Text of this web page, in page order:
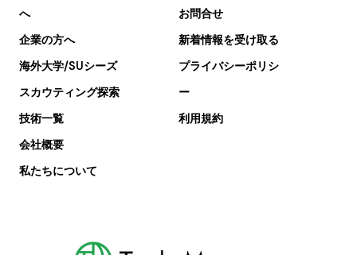
へ
企業の方へ
海外大学/SUシーズ
スカウティング探索
技術一覧
会社概要
私たちについて
お問合せ
新着情報を受け取る
プライバシーポリシ
ー
利用規約